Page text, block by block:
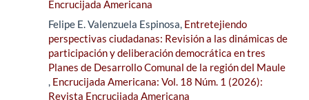
Encrucijada Americana
Felipe E. Valenzuela Espinosa, Entretejiendo
perspectivas ciudadanas: Revisión a las dinámicas de
participación y deliberación democrática en tres
Planes de Desarrollo Comunal de la región del Maule
, Encrucijada Americana: Vol. 18 Núm. 1 (2026):
Revista Encrucijada Americana